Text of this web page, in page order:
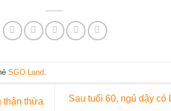
SGO Land
thận thừa
Sau tuổi 60, ngủ dậy có